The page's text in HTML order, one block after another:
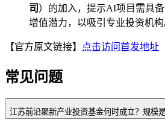
司 ）的加入，提示AI项目需具
增值潜力，以吸引专业投资机构
【官方原文链接】 点击访问首发地址
常见问题
江苏前沿聚新产业投资基金何时成立？规模是